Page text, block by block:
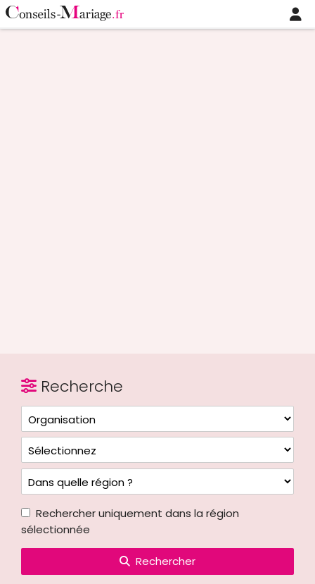
Recherche
Rechercher uniquement dans la région
sélectionnée
Rechercher